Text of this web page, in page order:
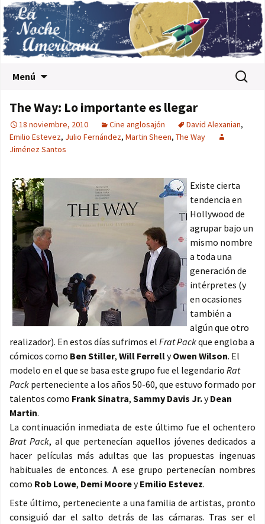
Menú Buscar:
The Way: Lo importante es llegar
18 noviembre, 2010 Cine anglosajón David Alexanian,
Emilio Estevez, Julio Fernández, Martin Sheen, The Way
Jiménez Santos
Existe cierta
tendencia en
Hollywood de
agrupar bajo un
mismo nombre
a toda una
generación de
intérpretes (y
en ocasiones
también a
algún que otro
realizador). En estos días sufrimos el Frat Packque engloba a
cómicos como Ben Stiller, Will FerrellyOwen Wilson. El
modelo en el que se basa este grupo fue el legendario Rat
Pack perteneciente a los años 50-60, que estuvo formado por
talentos como Frank Sinatra, Sammy Davis Jr.yDean
Martin.
La continuación inmediata de este último fue el ochentero
Brat Pack, al que pertenecían aquellos jóvenes dedicados a
hacer películas más adultas que las propuestas ingenuas
habituales de entonces. A ese grupo pertenecían nombres
como Rob Lowe, Demi MooreyEmilio Estevez.
Este último, perteneciente a una familia de artistas, pronto
consiguió dar el salto detrás de las cámaras. Tras ser el